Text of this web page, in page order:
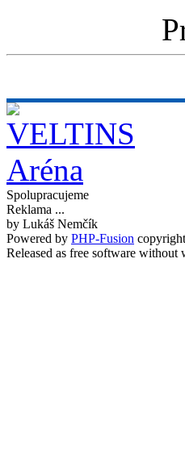
Spolupracujeme
Reklama ...
by Lukáš Nemčík
Powered by PHP-Fusion
Released as free software without